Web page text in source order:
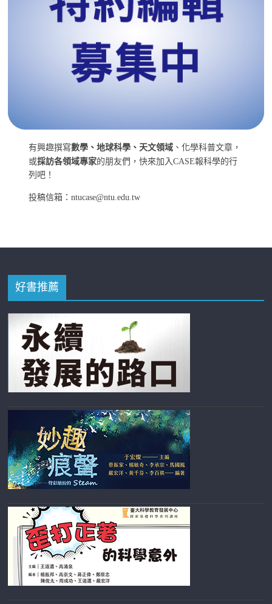
有興趣撰寫數學、地球科學、天文領域 、化學科普文章，
或採訪各領域專家的朋友們，快來加入CASE報科學的行
列吧！
投稿信箱：ntucase@ntu.edu.tw
好書推薦